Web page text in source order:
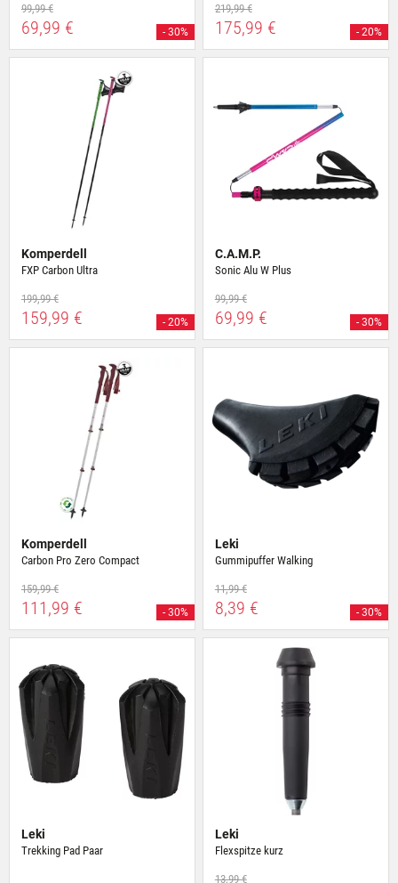
99,99 €
69,99 € - 30%
219,99 €
175,99 € - 20%
Komperdell
FXP Carbon Ultra
199,99 €
159,99 € - 20%
C.A.M.P.
Sonic Alu W Plus
99,99 €
69,99 € - 30%
Komperdell
Carbon Pro Zero Compact
159,99 €
111,99 € - 30%
Leki
Gummipuffer Walking
11,99 €
8,39 € - 30%
Leki
Trekking Pad Paar
Leki
Flexspitze kurz
13,99 €